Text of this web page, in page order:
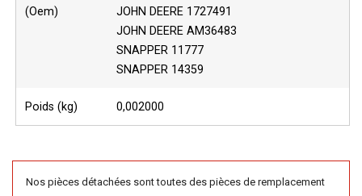
(Oem)
JOHN DEERE 1727491
JOHN DEERE AM36483
SNAPPER 11777
SNAPPER 14359
Poids (kg) 0,002000
Nos pièces détachées sont toutes des pièces de remplacement